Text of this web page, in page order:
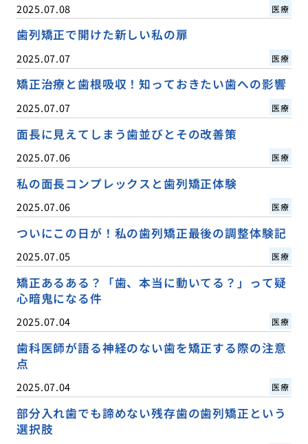
2025.07.08 医療
歯列矯正で開けた新しい私の扉
2025.07.07 医療
矯正治療と歯根吸収！知っておきたい歯への影響
2025.07.07 医療
面長に見えてしまう歯並びとその改善策
2025.07.06 医療
私の面長コンプレックスと歯列矯正体験
2025.07.06 医療
ついにこの日が！私の歯列矯正最後の調整体験記
2025.07.05 医療
矯正あるある？「歯、本当に動いてる？」って疑
心暗鬼になる件
2025.07.04 医療
歯科医師が語る神経のない歯を矯正する際の注意
点
2025.07.04 医療
部分入れ歯でも諦めない残存歯の歯列矯正という
選択肢